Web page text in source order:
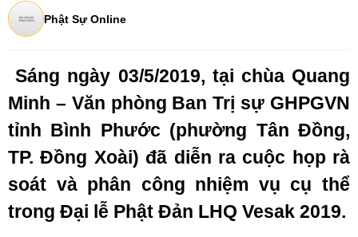
Phật Sự Online
Sáng ngày 03/5/2019, tại chùa Quang
Minh – Văn phòng Ban Trị sự GHPGVN
tỉnh Bình Phước (phường Tân Đồng,
TP. Đồng Xoài) đã diễn ra cuộc họp rà
soát và phân công nhiệm vụ cụ thể
trong Đại lễ Phật Đản LHQ Vesak 2019.